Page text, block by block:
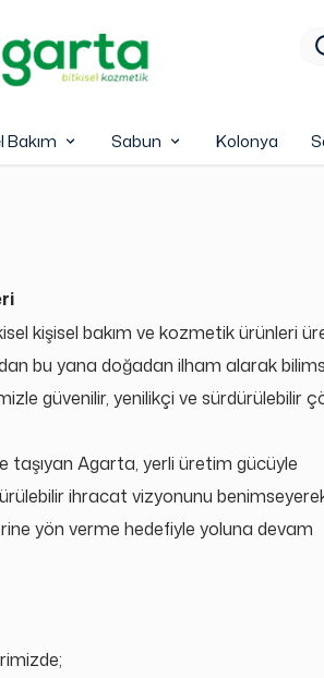
Bakım Sabun Kolonya
kişisel bakım ve kozmetik ürünleri ü
bu yana doğadan ilham alarak
güvenilir, yenilikçi ve sürdürülebilir
taşıyan Agarta, yerli üretim gücüyle
ihracat vizyonunu
yön verme hedefiyle yoluna devam